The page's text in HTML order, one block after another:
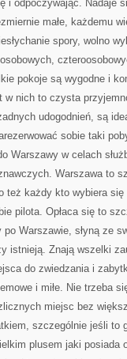
i odpoczywając. Nadaje
małe, każdemu
spory, wolno
pokoje są wygodne i
nich to czysta
udogodnień, są
sobie taki
Warszawy w celach
Warszawa to
też każdy kto wybiera
pilota. Opłaca się to
Warszawie, słyną ze
istnieją. Znają wszelki
do zwiedzania i
i miłe. Nie trzeba
miejsc bez
szczególnie jeśli to
plusem jaki posiada